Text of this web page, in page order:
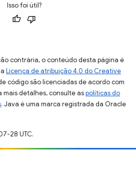
Isso foi útil?
contrária, o conteúdo desta página é
Licença de atribuição 4.0 do Creative
código são licenciadas de acordo com
mais detalhes, consulte aspolíticas do
. Java é uma marca registrada da Oracle
28 UTC.